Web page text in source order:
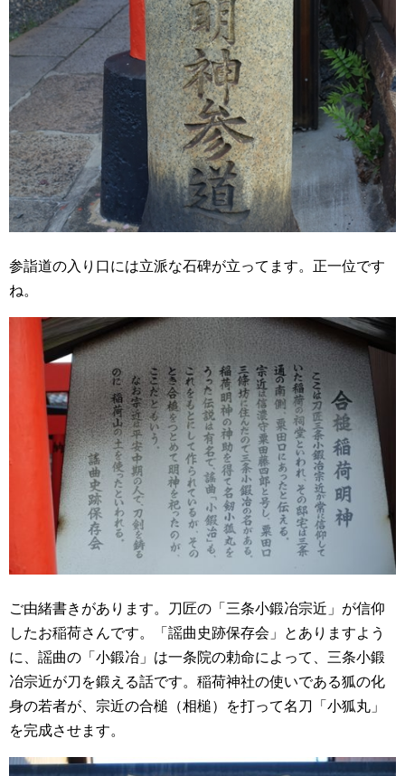
参詣道の入り口には立派な石碑が立ってます。正一位です
ね。
ご由緒書きがあります。刀匠の「三条小鍛冶宗近」が信仰
したお稲荷さんです。「謡曲史跡保存会」とありますよう
に、謡曲の「小鍛冶」は一条院の勅命によって、三条小鍛
冶宗近が刀を鍛える話です。稲荷神社の使いである狐の化
身の若者が、宗近の合槌（相槌）を打って名刀「小狐丸」
を完成させます。